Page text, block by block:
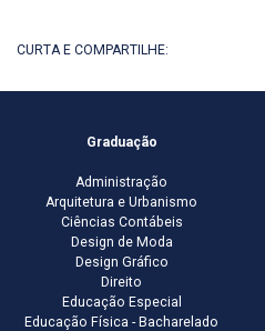
CURTA E COMPARTILHE:
Graduação
Administração
Arquitetura e Urbanismo
Ciências Contábeis
Design de Moda
Design Gráfico
Direito
Educação Especial
Educação Física - Bacharelado